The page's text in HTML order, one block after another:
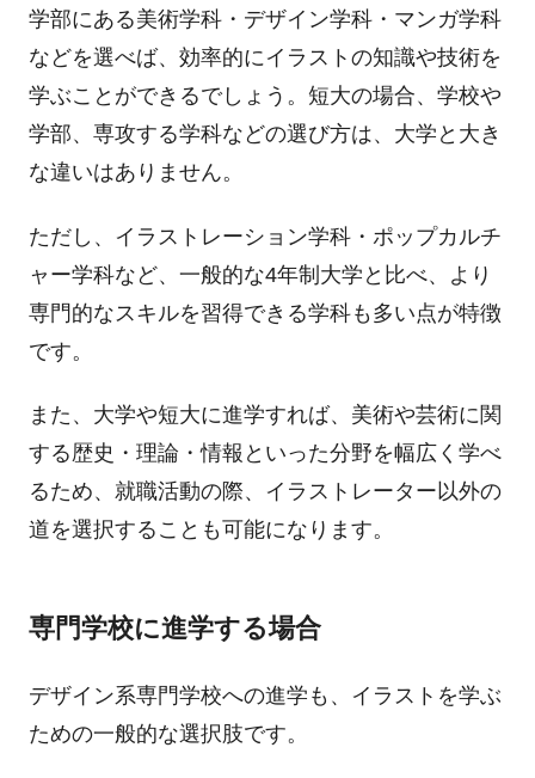
学部にある美術学科・デザイン学科・マンガ学科
などを選べば、効率的にイラストの知識や技術を
学ぶことができるでしょう。短大の場合、学校や
学部、専攻する学科などの選び方は、大学と大き
な違いはありません。
ただし、イラストレーション学科・ポップカルチ
ャー学科など、一般的な4年制大学と比べ、より
専門的なスキルを習得できる学科も多い点が特徴
です。
また、大学や短大に進学すれば、美術や芸術に関
する歴史・理論・情報といった分野を幅広く学べ
るため、就職活動の際、イラストレーター以外の
道を選択することも可能になります。
専門学校に進学する場合
デザイン系専門学校への進学も、イラストを学ぶ
ための一般的な選択肢です。